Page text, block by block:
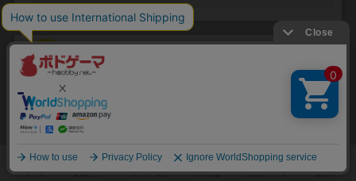
No. 31
In the Hall of the Mountain King